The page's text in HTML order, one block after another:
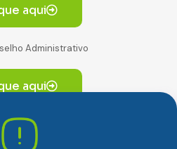
aqui
Administrativo
aqui
14, (Edifício Paulista) -